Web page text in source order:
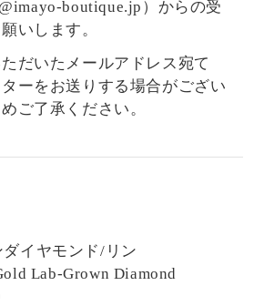
boutique.jp）からの受
いします。
だいたメールアドレス宛て
ーをお送りする場合がござい
ご了承ください。
イヤモンド/リン
Lab-Grown Diamond